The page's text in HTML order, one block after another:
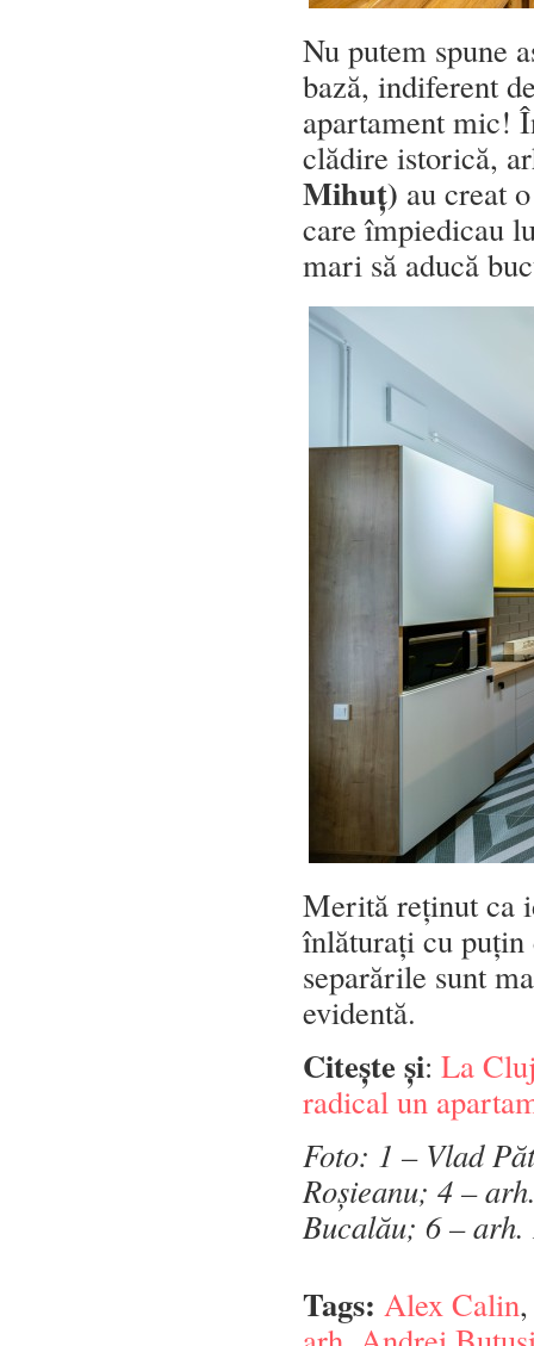
Nu putem spune
bază, indiferent
apartament mic!
clădire istorică,
Mihuț) au creat
care împiedicau
mari să aducă
Merită reținut ca
înlăturați cu
separările sunt
evidentă.
Citește și: La
radical un
Foto: 1 – Vlad
Roșieanu; 4 –
Bucalău; 6 – arh.
Tags: Alex Calin